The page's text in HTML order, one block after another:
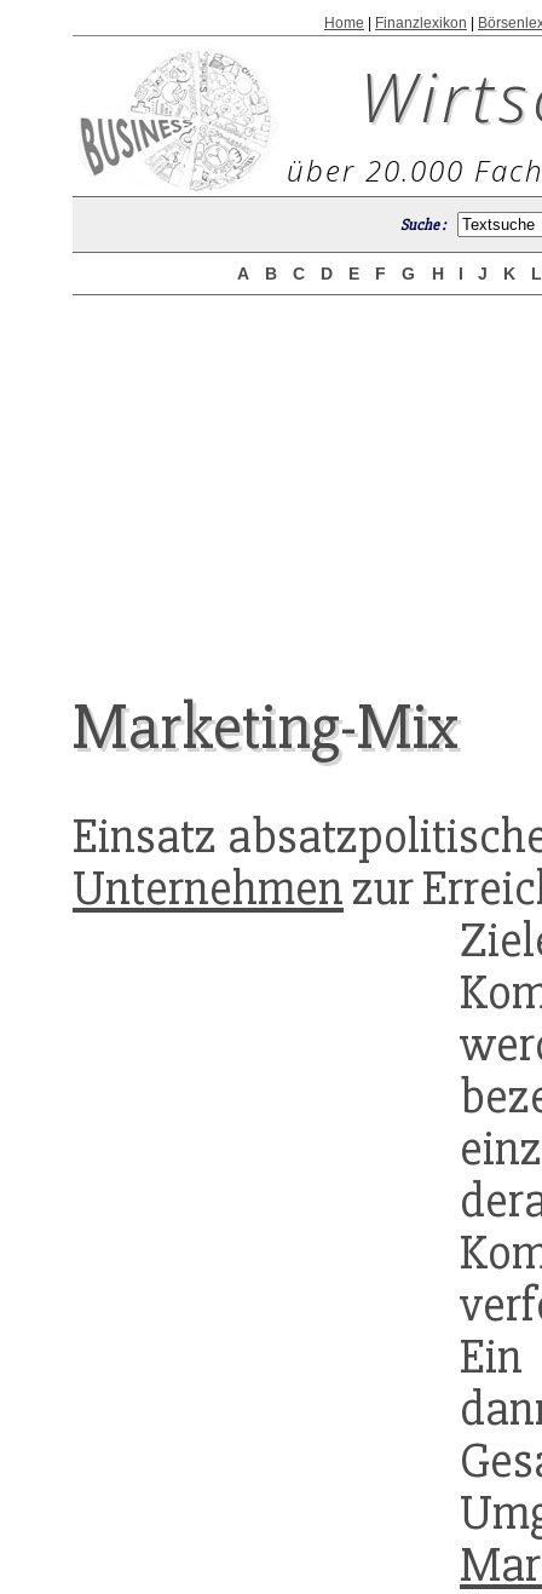
Home Finanzlexikon
über 20.000
Suche :
A B C D E F G H I J K
Marketing-Mix
Einsatz
Unternehmenzur